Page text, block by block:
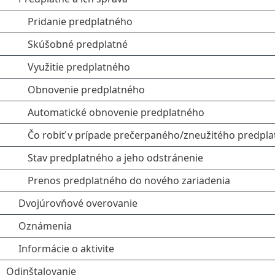
Pridanie predplatného
Skúšobné predplatné
Využitie predplatného
Obnovenie predplatného
Automatické obnovenie predplatného
Čo robiť v prípade prečerpaného/zneužitého
Stav predplatného a jeho odstránenie
Prenos predplatného do nového zariadenia
Dvojúrovňové overovanie
Oznámenia
Informácie o aktivite
Odinštalovanie